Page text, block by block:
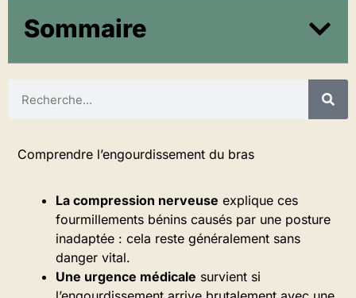
Sommaire
Comprendre l’engourdissement du bras
La compression nerveuse explique ces
fourmillements bénins causés par une posture
inadaptée : cela reste généralement sans
danger vital.
Une urgence médicale survient si